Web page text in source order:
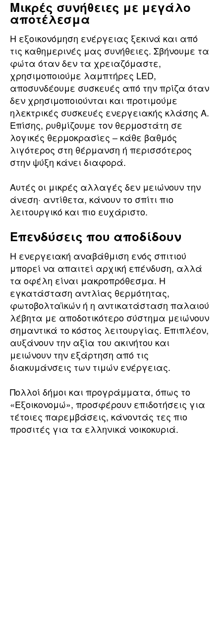
Μικρές συνήθειες με μεγάλο
αποτέλεσμα
Η εξοικονόμηση ενέργειας ξεκινά και από
τις καθημερινές μας συνήθειες. Σβήνουμε τα
φώτα όταν δεν τα χρειαζόμαστε,
χρησιμοποιούμε λαμπτήρες LED,
αποσυνδέουμε συσκευές από την πρίζα όταν
δεν χρησιμοποιούνται και προτιμούμε
ηλεκτρικές συσκευές ενεργειακής κλάσης Α.
Επίσης, ρυθμίζουμε τον θερμοστάτη σε
λογικές θερμοκρασίες – κάθε βαθμός
λιγότερος στη θέρμανση ή περισσότερος
στην ψύξη κάνει διαφορά.
Αυτές οι μικρές αλλαγές δεν μειώνουν την
άνεση· αντίθετα, κάνουν το σπίτι πιο
λειτουργικό και πιο ευχάριστο.
Επενδύσεις που αποδίδουν
Η ενεργειακή αναβάθμιση ενός σπιτιού
μπορεί να απαιτεί αρχική επένδυση, αλλά
τα οφέλη είναι μακροπρόθεσμα. Η
εγκατάσταση αντλίας θερμότητας,
φωτοβολταϊκών ή η αντικατάσταση παλαιού
λέβητα με αποδοτικότερο σύστημα μειώνουν
σημαντικά το κόστος λειτουργίας. Επιπλέον,
αυξάνουν την αξία του ακινήτου και
μειώνουν την εξάρτηση από τις
διακυμάνσεις των τιμών ενέργειας.
Πολλοί δήμοι και προγράμματα, όπως το
«Εξοικονομώ», προσφέρουν επιδοτήσεις για
τέτοιες παρεμβάσεις, κάνοντάς τες πιο
προσιτές για τα ελληνικά νοικοκυριά.